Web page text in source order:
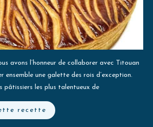
avons l’honneur de collaborer avec Titouan
ensemble une galette des rois d’exception.
pâtissiers les plus talentueux de
recette